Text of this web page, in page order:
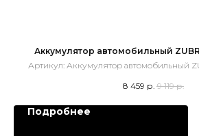
Аккумулятор автомобильный ZUBR
Артикул: Аккумулятор автомобильный
8 459 р. 9 119 р.
Подробнее